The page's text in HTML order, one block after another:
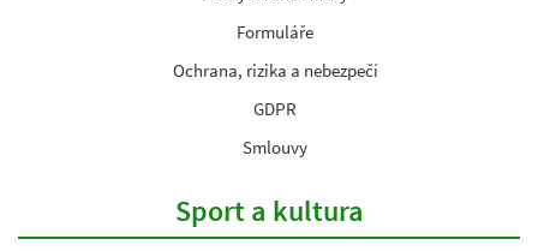
Formuláře
Ochrana, rizika a nebezpečí
GDPR
Smlouvy
Sport a kultura